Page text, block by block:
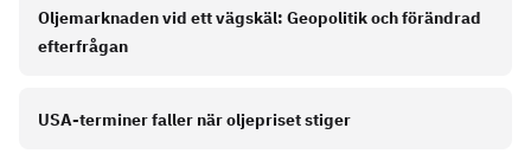
Oljemarknaden vid ett vägskäl: Geopolitik och förändrad
efterfrågan
USA-terminer faller när oljepriset stiger